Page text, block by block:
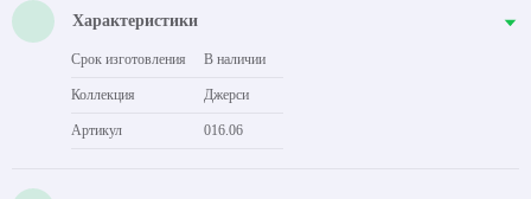
Характеристики
Срок изготовления В наличии
Коллекция Джерси
Артикул 016.06